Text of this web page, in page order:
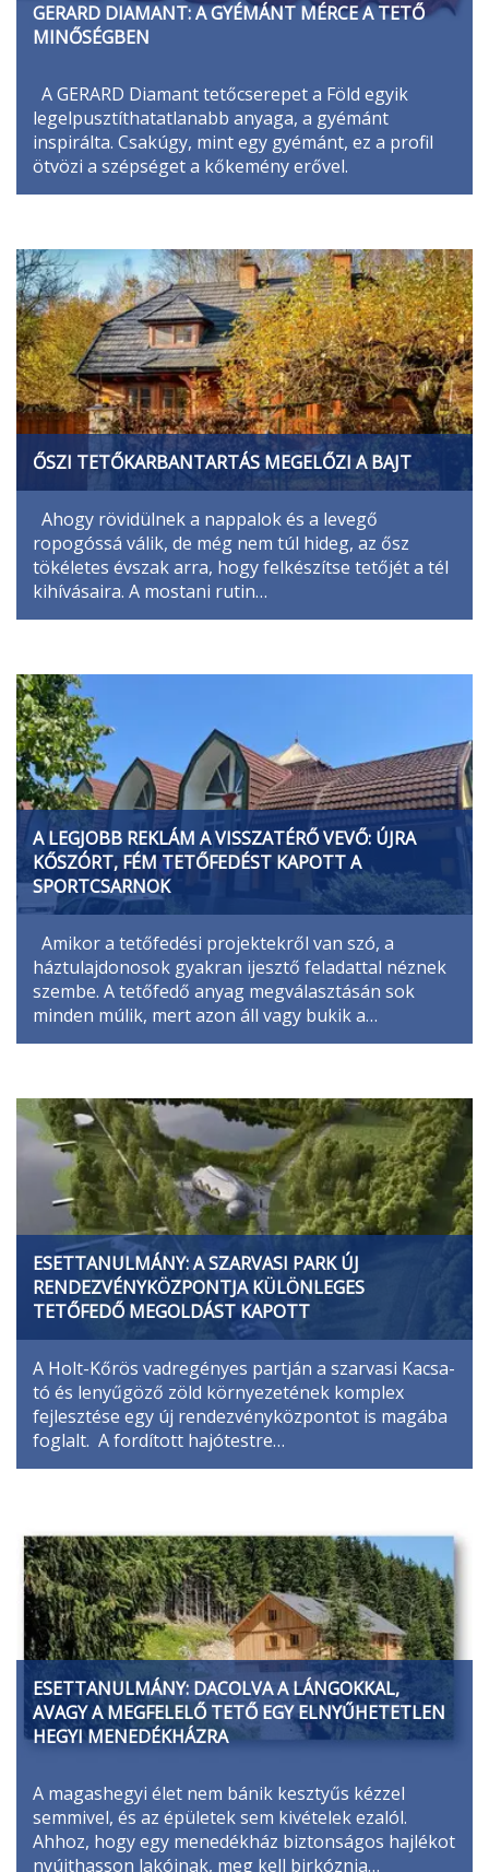
GERARD DIAMANT: A GYÉMÁNT MÉRCE A TETŐ
MINŐSÉGBEN
A GERARD Diamant tetőcserepet a Föld egyik
legelpusztíthatatlanabb anyaga, a gyémánt
inspirálta. Csakúgy, mint egy gyémánt, ez a profil
ötvözi a szépséget a kőkemény erővel.
ŐSZI TETŐKARBANTARTÁS MEGELŐZI A BAJT
Ahogy rövidülnek a nappalok és a levegő
ropogóssá válik, de még nem túl hideg, az ősz
tökéletes évszak arra, hogy felkészítse tetőjét a tél
kihívásaira. A mostani rutin…
A LEGJOBB REKLÁM A VISSZATÉRŐ VEVŐ: ÚJRA
KŐSZÓRT, FÉM TETŐFEDÉST KAPOTT A
SPORTCSARNOK
Amikor a tetőfedési projektekről van szó, a
háztulajdonosok gyakran ijesztő feladattal néznek
szembe. A tetőfedő anyag megválasztásán sok
minden múlik, mert azon áll vagy bukik a…
ESETTANULMÁNY: A SZARVASI PARK ÚJ
RENDEZVÉNYKÖZPONTJA KÜLÖNLEGES
TETŐFEDŐ MEGOLDÁST KAPOTT
A Holt-Kőrös vadregényes partján a szarvasi Kacsa-
tó és lenyűgöző zöld környezetének komplex
fejlesztése egy új rendezvényközpontot is magába
foglalt. A fordított hajótestre…
ESETTANULMÁNY: DACOLVA A LÁNGOKKAL,
AVAGY A MEGFELELŐ TETŐ EGY ELNYŰHETETLEN
HEGYI MENEDÉKHÁZRA
A magashegyi élet nem bánik kesztyűs kézzel
semmivel, és az épületek sem kivételek ezalól.
Ahhoz, hogy egy menedékház biztonságos hajlékot
nyújthasson lakóinak, meg kell birkóznia…